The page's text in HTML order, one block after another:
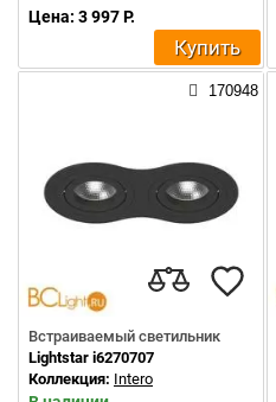
Цена: 3 997 Р.
Купить
170948
Встраиваемый светильник
Lightstar i6270707
Коллекция: Intero